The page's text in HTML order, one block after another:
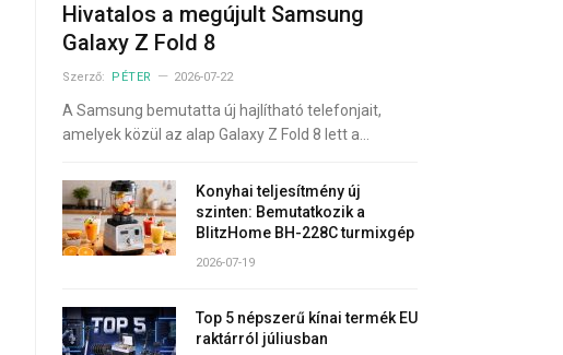
Hivatalos a megújult Samsung
Galaxy Z Fold 8
Szerző: PÉTER 2026-07-22
A Samsung bemutatta új hajlítható telefonjait,
amelyek közül az alap Galaxy Z Fold 8 lett a…
Konyhai teljesítmény új
szinten: Bemutatkozik a
BlitzHome BH-228C turmixgép
2026-07-19
Top 5 népszerű kínai termék EU
raktárról júliusban